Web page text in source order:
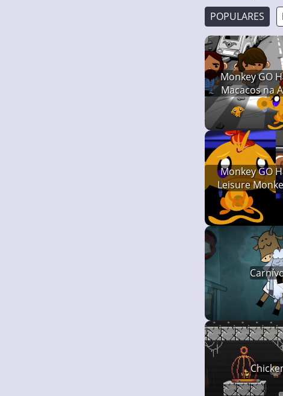
POPULARES
Monkey GO
Macacos na
Monkey GO
Leisure